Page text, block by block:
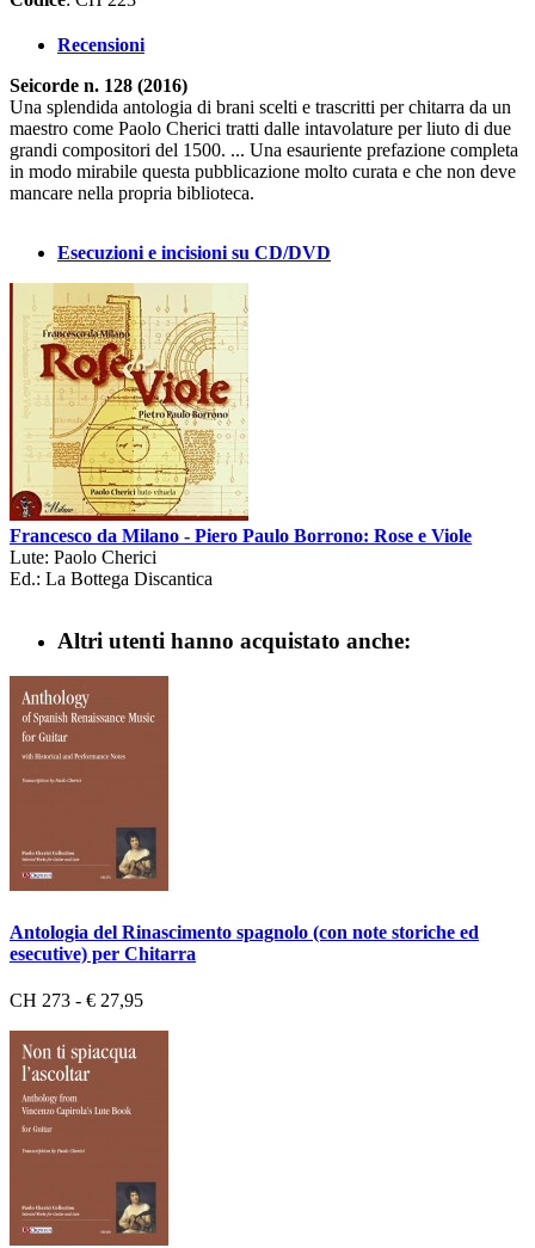
Recensioni
Seicorde n. 128 (2016)
Una splendida antologia di brani scelti e trascritti per chitarra da un
maestro come Paolo Cherici tratti dalle intavolature per liuto di due
grandi compositori del 1500. ... Una esauriente prefazione completa
in modo mirabile questa pubblicazione molto curata e che non deve
mancare nella propria biblioteca.
Esecuzioni e incisioni su CD/DVD
Francesco da Milano - Piero Paulo Borrono: Rose e Viole
Lute: Paolo Cherici
Ed.: La Bottega Discantica
Altri utenti hanno acquistato anche:
Antologia del Rinascimento spagnolo (con note storiche ed
esecutive) per Chitarra
CH 273 - € 27,95